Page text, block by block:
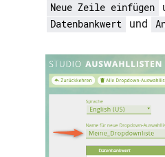
Neue Zeile einfügen
Datenbankwert und